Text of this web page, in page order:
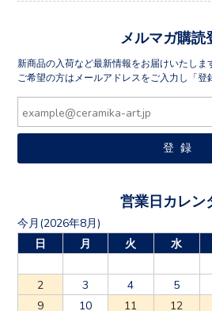
メルマガ購読
新商品の入荷など最新情報をお届けいたしま
ご希望の方はメールアドレスをご入力し「登
営業日カレン
今月(2026年8月)
日
月 火 水
2
3 4 5
9
10 11 12